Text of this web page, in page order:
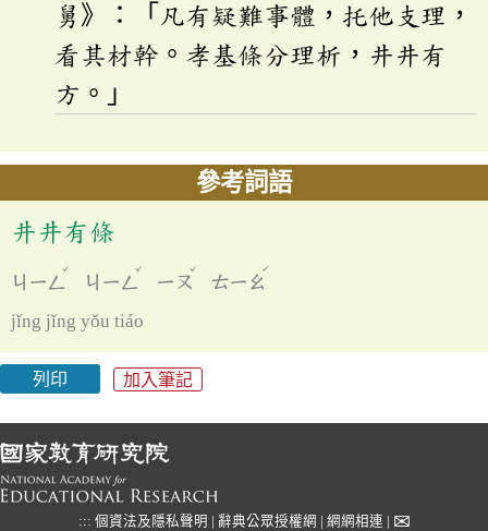
舅》：「凡有疑難事體，托他支理，
看其材幹。孝基條分理析，井井有
方。」
參考詞語
井井有條
ㄐㄧㄥ
ˇ
ㄐㄧㄥ
ˇ
ㄧㄡ
ˇ
ㄊㄧㄠ
ˊ
jǐng jǐng yǒu tiáo
列印 加入筆記
::: 個資法及隱私聲明 | 辭典公眾授權網 | 網網相連 | ✉